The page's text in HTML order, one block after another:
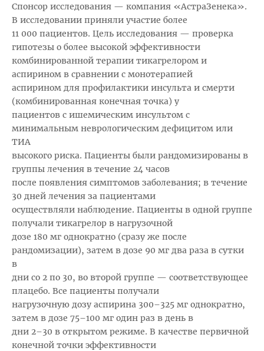
Спонсор исследования — компания «АстраЗенека».
В исследовании приняли участие более
11 000 пациентов. Цель исследования — проверка
гипотезы о более высокой эффективности
комбинированной терапии тикагрелором и
аспирином в сравнении с монотерапией
аспирином для профилактики инсульта и смерти
(комбинированная конечная точка) у
пациентов с ишемическим инсультом с
минимальным неврологическим дефицитом или
ТИА
высокого риска. Пациенты были рандомизированы в
группы лечения в течение 24 часов
после появления симптомов заболевания; в течение
30 дней лечения за пациентами
осуществляли наблюдение. Пациенты в одной группе
получали тикагрелор в нагрузочной
дозе 180 мг однократно (сразу же после
рандомизации), затем в дозе 90 мг два раза в сутки
в
дни со 2 по 30, во второй группе — соответствующее
плацебо. Все пациенты получали
нагрузочную дозу аспирина 300–325 мг однократно,
затем в дозе 75–100 мг один раз в день в
дни 2–30 в открытом режиме. В качестве первичной
конечной точки эффективности